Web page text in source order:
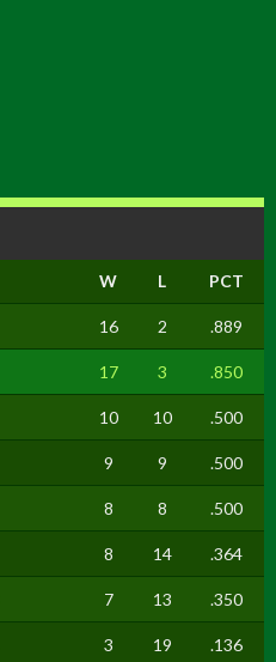
W L PCT
16 2 .889
17 3 .850
10 10 .500
9 9 .500
8 8 .500
8 14 .364
7 13 .350
3 19 .136